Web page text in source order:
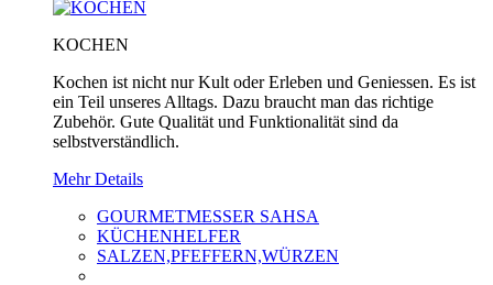
KOCHEN
Kochen ist nicht nur Kult oder Erleben und Geniessen. Es ist
ein Teil unseres Alltags. Dazu braucht man das richtige
Zubehör. Gute Qualität und Funktionalität sind da
selbstverständlich.
Mehr Details
GOURMETMESSER SAHSA
KÜCHENHELFER
SALZEN,PFEFFERN,WÜRZEN